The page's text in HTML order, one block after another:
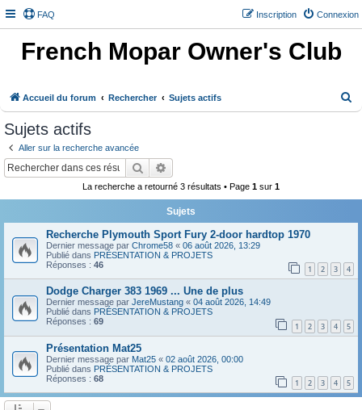
FAQ Connexion
Inscription
French Mopar Owner's Club
Accueil du forum Rechercher Sujets actifs
Sujets actifs
Aller sur la recherche avancée
Rechercher
La recherche a retourné 3 résultats • Page 1 sur 1
Sujets
Recherche Plymouth Sport Fury 2-door hardtop 1970
Dernier message par Chrome58 « 06 août 2026, 13:29
Publié dans PRÉSENTATION & PROJETS
Réponses : 46 1 2 3 4
Dodge Charger 383 1969 ... Une de plus
Dernier message par JereMustang « 04 août 2026, 14:49
Publié dans PRÉSENTATION & PROJETS
Réponses : 69 1 2 3 4 5
Présentation Mat25
Dernier message par Mat25 « 02 août 2026, 00:00
Publié dans PRÉSENTATION & PROJETS
Réponses : 68 1 2 3 4 5